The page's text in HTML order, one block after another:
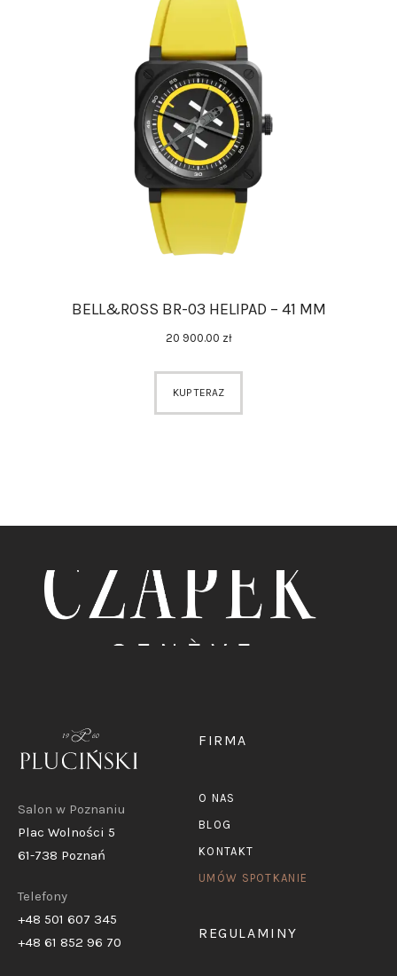
BELL&ROSS BR-03 HELIPAD – 41 MM
20 900.00 zł
KUP TERAZ
Salon w Poznaniu
Plac Wolności 5
61-738 Poznań
Telefony
+48 501 607 345
+48 61 852 96 70
FIRMA
O NAS
BLOG
KONTAKT
UMÓW SPOTKANIE
REGULAMINY